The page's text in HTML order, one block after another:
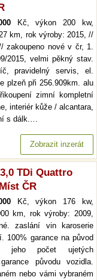
Kč, výkon 200 kw,
km, rok výroby: 2015, //
zakoupeno nové v čr, 1.
2015, velmi pěkný stav.
pravidelný servis, el.
plzeň při 256.909km. alu
zimní kompletní
interiér kůže / alcantara,
s dálk.…
Zobrazit inzerát
TDi Quattro
ČR
Kč, výkon 176 kw,
km, rok výroby: 2009,
zaslání vin karoserie
100% garance na původ
jeho počet ujetých
původu vozidla.
nebo vámi vybraném